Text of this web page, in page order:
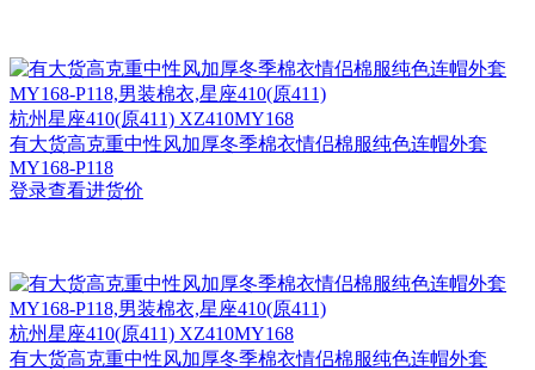
杭州星座410(原411) XZ410MY168
有大货高克重中性风加厚冬季棉衣情侣棉服纯色连帽外套
MY168-P118
登录查看进货价
杭州星座410(原411) XZ410MY168
有大货高克重中性风加厚冬季棉衣情侣棉服纯色连帽外套